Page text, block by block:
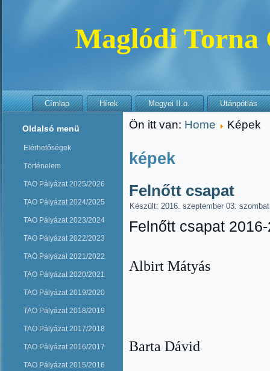
Maglódi Torna
Címlap Hírek Megyei II.o. Utánpótlás
Oldalsó menü
Elérhetőségek
Történelem
TAO Pályázat 2025/2026
TAO Pályázat 2024/2025
TAO Pályázat 2023/2024
TAO Pályázat 2022/2023
TAO Pályázat 2021/2022
TAO Pályázat 2020/2021
TAO Pályázat 2019/2020
TAO Pályázat 2018/2019
TAO Pályázat 2017/2018
TAO Pályázat 2016/2017
TAO Pályázat 2015/2016
Ön itt van: Home Képek
képek
Felnőtt csapat
Készült: 2016. szeptember 03.
Felnőtt csapat
Albirt Mátyás
Barta Dávid